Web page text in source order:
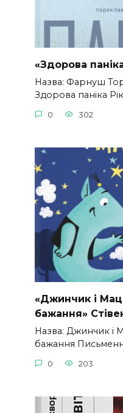
«Здорова
Назва: Фарнуш
Здорова паніка Рік
0 302
«Джинчик і
бажання»
Назва: Джинчик і
бажання
0 203